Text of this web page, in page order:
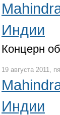
Индии
Концерн
19 августа 2011,
Индии